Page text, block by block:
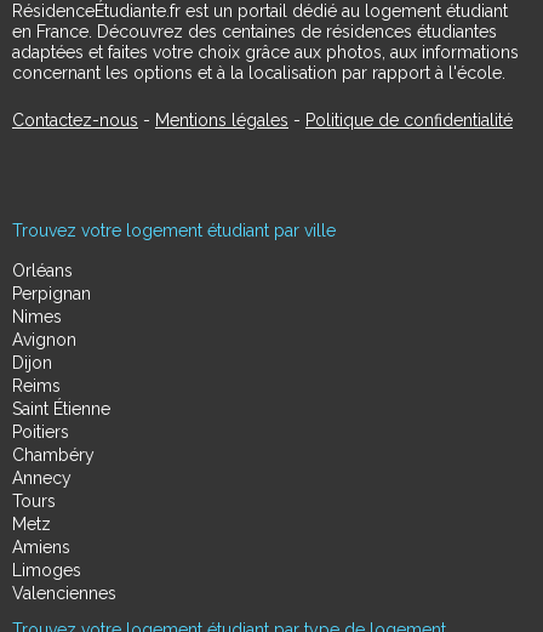
RésidenceÉtudiante.fr est un portail dédié au logement étudiant
en France. Découvrez des centaines de résidences étudiantes
adaptées et faites votre choix grâce aux photos, aux informations
concernant les options et à la localisation par rapport à l'école.
Contactez-nous - Mentions légales - Politique de confidentialité
Trouvez votre logement étudiant par ville
Orléans
Perpignan
Nimes
Avignon
Dijon
Reims
Saint Étienne
Poitiers
Chambéry
Annecy
Tours
Metz
Amiens
Limoges
Valenciennes